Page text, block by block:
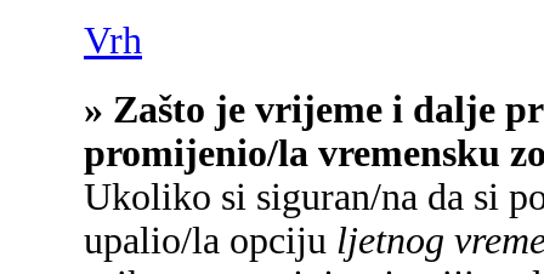
Vrh
» Zašto je vrijeme i dalje
promijenio/la vremensku
Ukoliko si siguran/na da si
upalio/la opciju ljetnog